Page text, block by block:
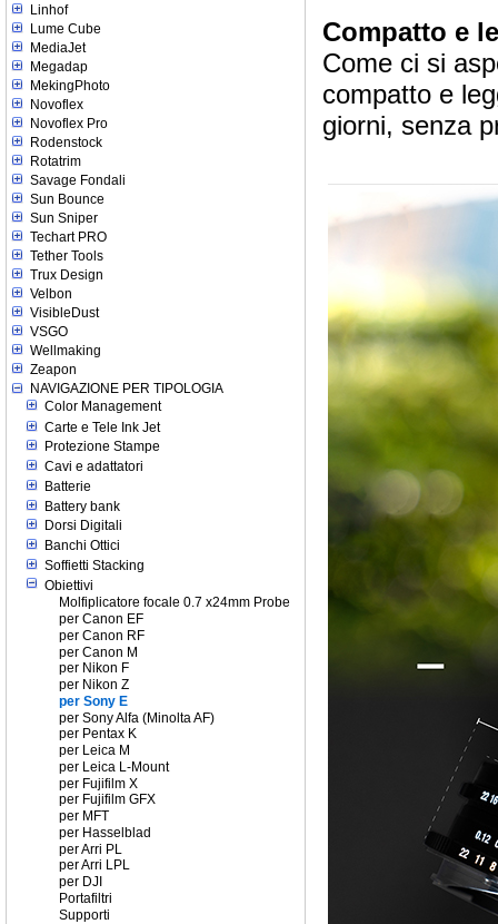
Linhof
Lume Cube
MediaJet
Megadap
MekingPhoto
Novoflex
Novoflex Pro
Rodenstock
Rotatrim
Savage Fondali
Sun Bounce
Sun Sniper
Techart PRO
Tether Tools
Trux Design
Velbon
VisibleDust
VSGO
Wellmaking
Zeapon
NAVIGAZIONE PER TIPOLOGIA
Color Management
Carte e Tele Ink Jet
Protezione Stampe
Cavi e adattatori
Batterie
Battery bank
Dorsi Digitali
Banchi Ottici
Soffietti Stacking
Obiettivi
Molfiplicatore focale 0.7 x24mm Probe
per Canon EF
per Canon RF
per Canon M
per Nikon F
per Nikon Z
per Sony E
per Sony Alfa (Minolta AF)
per Pentax K
per Leica M
per Leica L-Mount
per Fujifilm X
per Fujifilm GFX
per MFT
per Hasselblad
per Arri PL
per Arri LPL
per DJI
Portafiltri
Supporti
Compatto e
Come ci si
compatto e
giorni, senza